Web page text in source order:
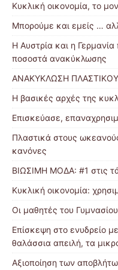
Κυκλική οικονομία, το
Μπορούμε και εμείς …
Η Αυστρία και η
ποσοστά ανακύκλωσης
ΑΝΑΚΥΚΛΩΣΗ
Η βασικές αρχές της
Επισκεύασε,
Πλαστικά στους
κανόνες
ΒΙΩΣΙΜΗ ΜΟΔΑ: #1 στις
Κυκλική οικονομία:
Οι μαθητές του
Επίσκεψη στο ενυδρείο
θαλάσσια απειλή, τα
Αξιοποίηση των